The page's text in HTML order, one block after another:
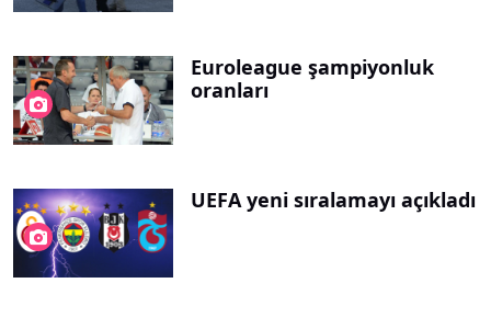
Euroleague şampiyonluk
oranları
UEFA yeni sıralamayı açıkladı